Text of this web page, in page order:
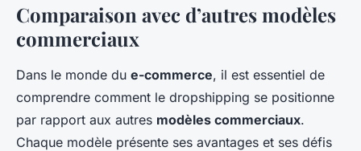
Comparaison avec d’autres modèles
commerciaux
Dans le monde du e-commerce, il est essentiel de
comprendre comment le dropshipping se positionne
par rapport aux autres modèles commerciaux.
Chaque modèle présente ses avantages et ses défis